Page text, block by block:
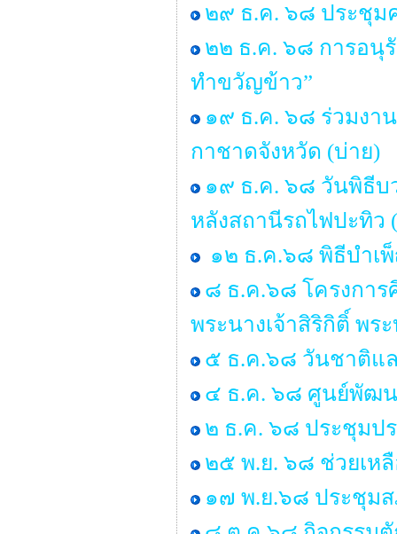
๒๙ ธ.ค. ๖๘ ประชุม
๒๒ ธ.ค. ๖๘ การอนุ
ทำขวัญข้าว”
๑๙ ธ.ค. ๖๘ ร่วมงา
กาชาดจังหวัด (บ่าย)
๑๙ ธ.ค. ๖๘ วันพิธีบ
หลังสถานีรถไฟปะทิว
๑๒ ธ.ค.๖๘ พิธีบำ
๘ ธ.ค.๖๘ โครงการ
พระนางเจ้าสิริกิติ์ พ
๕ ธ.ค.๖๘ วันชาติแ
๔ ธ.ค. ๖๘ ศูนย์พัฒน
๒ ธ.ค. ๖๘ ประชุมป
๒๕ พ.ย. ๖๘ ช่วยเห
๑๗ พ.ย.๖๘ ประชุม